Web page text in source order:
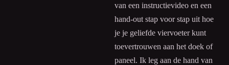
van een instructievideo en een
hand-out stap voor stap uit hoe
je je geliefde viervoeter kunt
toevertrouwen aan het doek of
paneel. Ik leg aan de hand van